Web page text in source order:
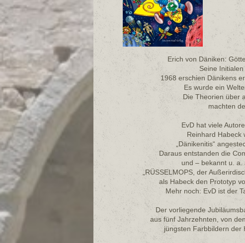
Erich von Däniken:
Seine
1968 erschien Dänikens
Es wurde ein
Die Theorien über
machten
EvD hat viele
Reinhard Habeck
„Dänikenitis“
Daraus entstanden die
und – bekannt u.
„RÜSSELMOPS, der
als Habeck den Prototyp
Mehr noch: EvD ist der
Der vorliegende
aus fünf Jahrzehnten, von
jüngsten Farbbildern der